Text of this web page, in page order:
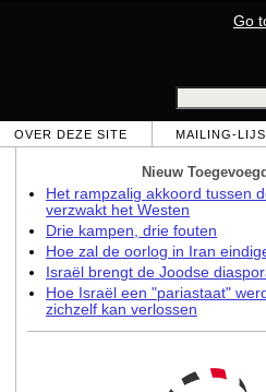
Go
OVER DEZE SITE MAILING-
Nieuw Toegevoegd
Het rampzalig akkoord tussen
verzwakt het Westen
Drie kampen, drie fouten
Hoe zal de oorlog in Iran
Israël brengt de Joodse
Hoe Israël een "pariastaat"
zichzelf kan verlossen